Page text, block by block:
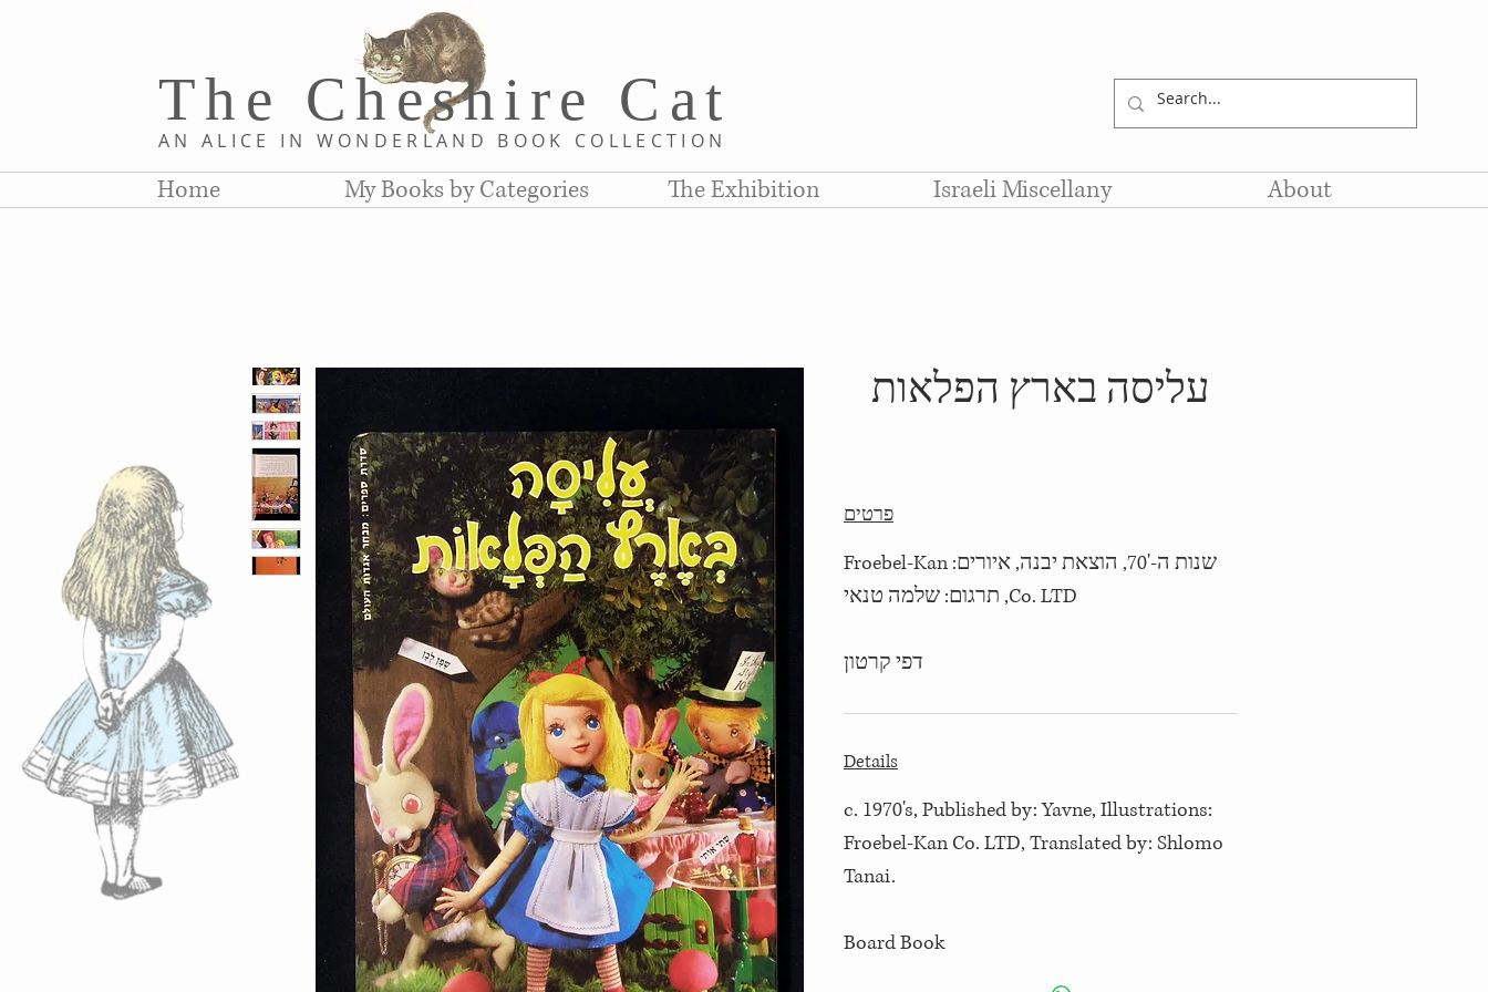
The Cheshire C at
AN ALICE IN WONDERLAND BOOK COLLE CTION
Home My Books by Categories The Exhibition Israeli Miscellany About
עליסה בארץ הפלאות
פרטים
שנות ה-'70, הוצאת יבנה, איורים: Froebel-Kan
Co. LTD, תרגום: שלמה טנאי
דפי קרטון
Details
c. 1970's, Published by: Yavne, Illustrations:
Froebel-Kan Co. LTD, Translated by: Shlomo
Tanai.
Board Book